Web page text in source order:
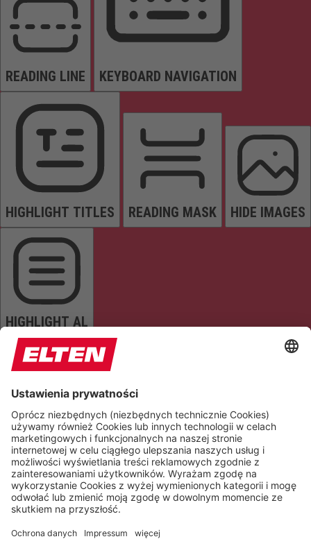
READING LINE KEYBOARD NAVIGATION
HIGHLIGHT TITLES READING MASK HIDE IMAGES
HIGHLIGHT AL
READ PAGE MUTE SOUNDS STOP ANIMATIONS
Reset Settings